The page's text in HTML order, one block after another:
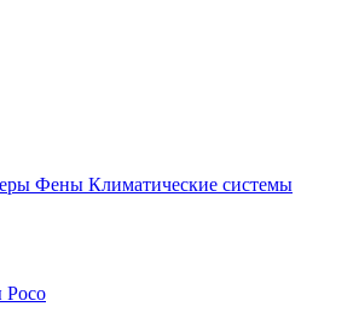
Фены Климатические системы